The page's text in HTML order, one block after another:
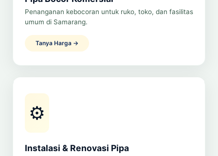
Penanganan kebocoran untuk ruko, toko, dan fasilitas
umum di Samarang.
Tanya Harga →
⚙️
Instalasi & Renovasi Pipa